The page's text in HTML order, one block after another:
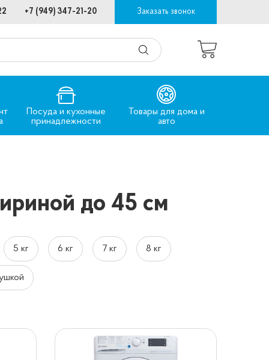
Заказать звонок
+7 (949) 347-21-20
Посуда и кухонные
принадлежности
Товары для дома и
авто
до 45 см
5 кг 6 кг 7 кг 8 кг